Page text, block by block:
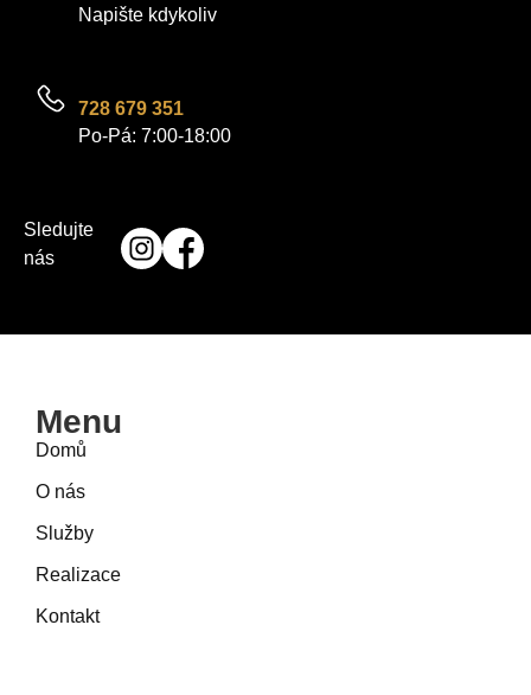
Napište kdykoliv
728 679 351
Po-Pá: 7:00-18:00
Sledujte
nás
Menu
Domů
O nás
Služby
Realizace
Kontakt